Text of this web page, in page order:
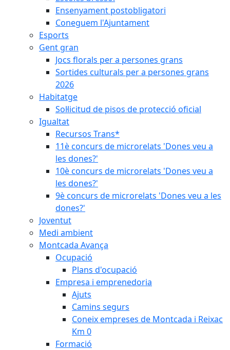
Ensenyament postobligatori
Coneguem l'Ajuntament
Esports
Gent gran
Jocs florals per a persones grans
Sortides culturals per a persones grans
2026
Habitatge
Sol·licitud de pisos de protecció oficial
Igualtat
Recursos Trans*
11è concurs de microrelats 'Dones veu a
les dones?'
10è concurs de microrelats 'Dones veu a
les dones?'
9è concurs de microrelats 'Dones veu a les
dones?'
Joventut
Medi ambient
Montcada Avança
Ocupació
Plans d'ocupació
Empresa i emprenedoria
Ajuts
Camins segurs
Coneix empreses de Montcada i Reixac
Km 0
Formació